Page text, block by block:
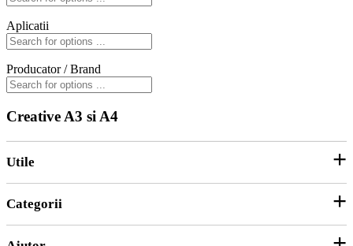
Aplicatii
Producator / Brand
Creative A3 si A4
Utile
Parteneri
Categorii